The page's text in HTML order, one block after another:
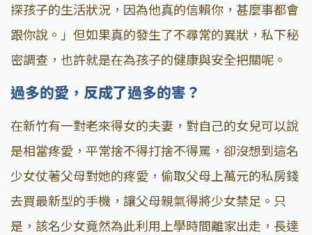
探孩子的生活狀況，因為他真的信賴你，甚麼事都會
跟你說。」但如果真的發生了不尋常的異狀，私下秘
密調查，也許就是在為孩子的健康與安全把關呢。
過多的愛，反成了過多的害？
在新竹有一對老來得女的夫妻，對自己的女兒可以說
是相當疼愛，平常捨不得打捨不得罵，卻沒想到這名
少女仗著父母對她的疼愛，偷取父母上萬元的私房錢
去買最新型的手機，讓父母親氣得將少女禁足。只
是，該名少女竟然為此利用上學時間離家出走，長達